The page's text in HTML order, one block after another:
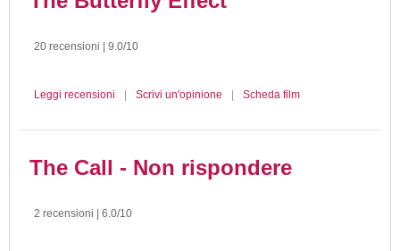
20 recensioni | 9.0/10
Leggi recensioni Scrivi un'opinione Scheda film
The Call - Non rispondere
2 recensioni | 6.0/10